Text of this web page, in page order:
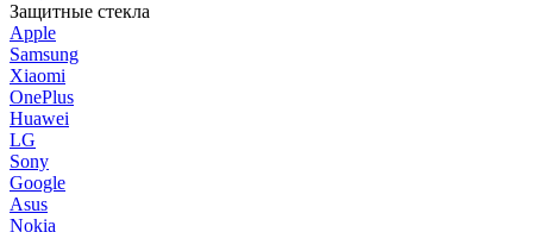
Защитные стекла
Apple
Samsung
Xiaomi
OnePlus
Huawei
LG
Sony
Google
Asus
Nokia